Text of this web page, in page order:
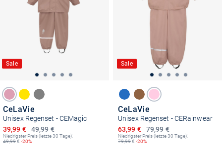
Sale
CeLaVie
Unisex Regenset - CEMagic
49,99 €
Ermäßigter Preis
39,99 €
Niedrigster Preis (letzte 30 Tage):
49,99€ -20%
Sale
CeLaVie
Unisex Regenset - CERainwear
79,99 €
Ermäßigter Preis
63,99 €
Niedrigster Preis (letzte 30 Tage):
79,99€ -20%